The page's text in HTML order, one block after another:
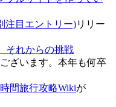
注目エントリー)リリー
それからの挑戦
ざいます。本年も何卒
間旅行攻略Wikiが